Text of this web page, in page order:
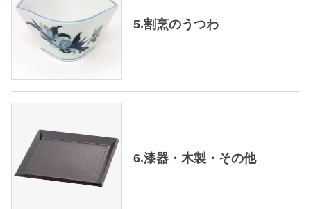
5.割烹のうつわ
6.漆器・木製・その他